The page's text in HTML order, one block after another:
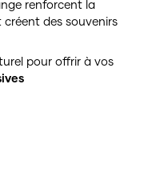
renforcent la
créent des souvenirs
pour offrir à vos